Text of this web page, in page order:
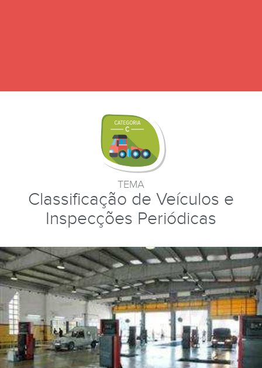
TEMA
Classificação de Veículos e
Inspecções Periódicas